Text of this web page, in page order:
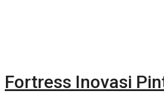
Fortress Inovasi